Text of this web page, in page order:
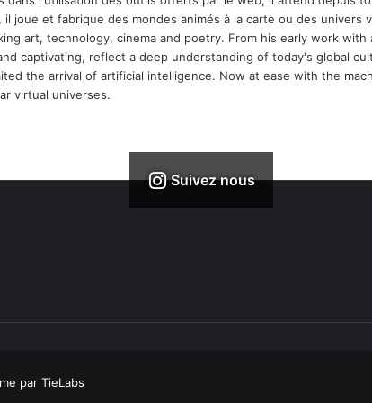
il joue et fabrique des mondes animés à la carte ou des
art, technology, cinema and poetry. From his early work
captivating, reflect a deep understanding of today's global
the arrival of artificial intelligence. Now at ease with the
virtual universes.
Suivez nous
par TieLabs